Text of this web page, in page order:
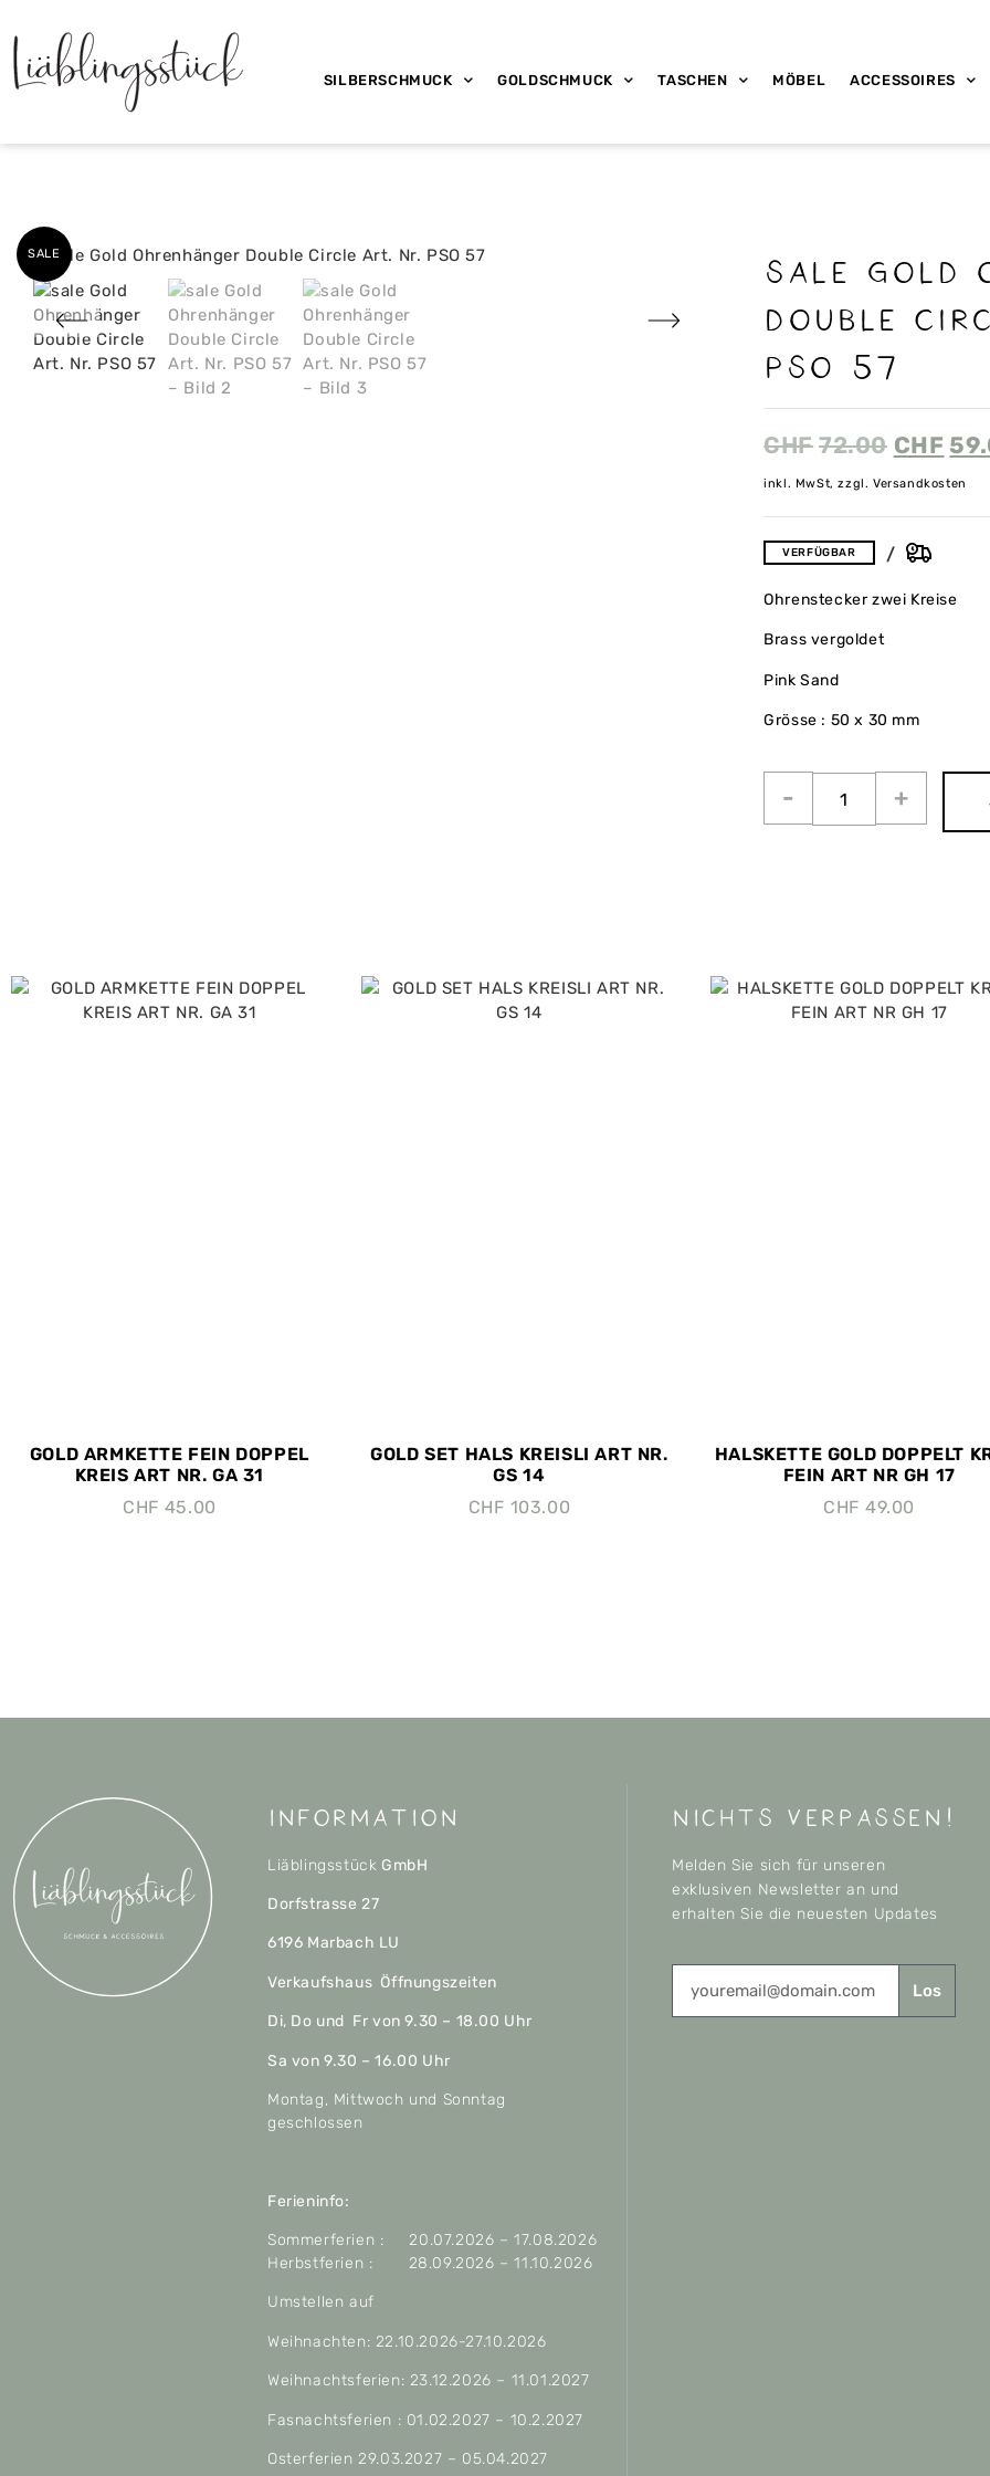
SILBERSCHMUCK GOLDSCHMUCK TASCHEN MÖBEL ACCESSOIRES
SALE sale Gold
Double
PSO 57
CHF 72.00 CHF
inkl. MwSt, zzgl. Versandkosten
VERFÜGBAR
Ohrenstecker zwei Kreise
Brass vergoldet
Pink Sand
Grösse : 50 x 30 mm
GOLD ARMKETTE FEIN DOPPEL
KREIS ART NR. GA 31
CHF 45.00
GOLD SET HALS KREISLI ART NR.
GS 14
CHF 103.00
HALSKETTE GOLD DOPPELT
FEIN ART NR GH 17
CHF 49.00
Information
Liäblingsstück GmbH
Dorfstrasse 27
6196 Marbach LU
Verkaufshaus Öffnungszeiten
Di, Do und Fr von 9.30 – 18.00 Uhr
Sa von 9.30 – 16.00 Uhr
Montag, Mittwoch und Sonntag
geschlossen
Ferieninfo:
Sommerferien : 20.07.2026 – 17.08.2026
Herbstferien : 28.09.2026 – 11.10.2026
Umstellen auf
Weihnachten: 22.10.2026-27.10.2026
Weihnachtsferien: 23.12.2026 – 11.01.2027
Fasnachtsferien : 01.02.2027 – 10.2.2027
Osterferien 29.03.2027 – 05.04.2027
nichts verpassen!
Melden Sie sich für unseren
exklusiven Newsletter an und
erhalten Sie die neuesten Updates
Los